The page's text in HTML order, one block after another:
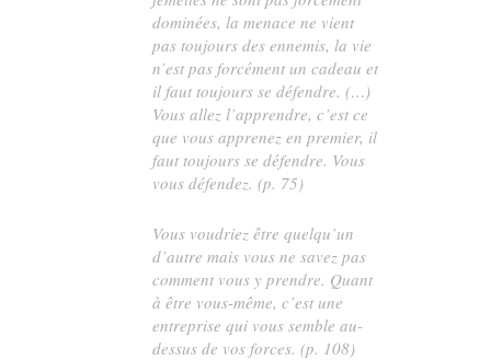
dominées, la menace ne vient
pas toujours des ennemis, la vie
n’est pas forcément un cadeau et
il faut toujours se défendre. (…)
Vous allez l’apprendre, c’est ce
que vous apprenez en premier, il
faut toujours se défendre. Vous
vous défendez. (p. 75)
Vous voudriez être quelqu’un
d’autre mais vous ne savez pas
comment vous y prendre. Quant
à être vous-même, c’est une
entreprise qui vous semble au-
dessus de vos forces. (p. 108)